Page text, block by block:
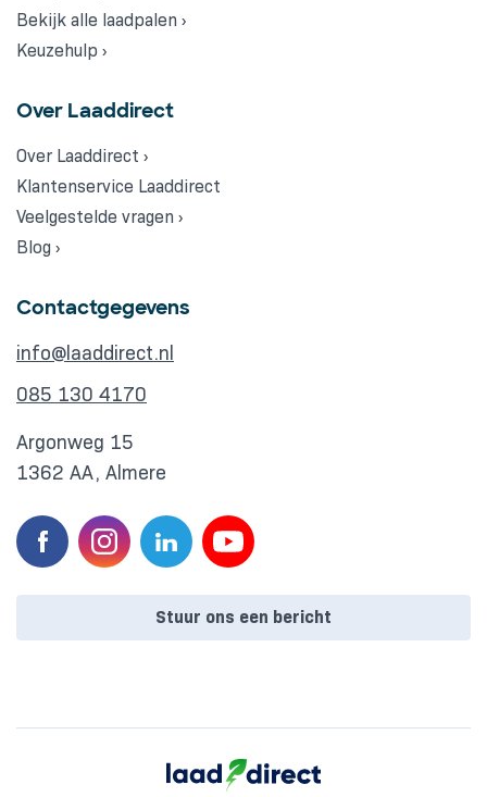
Bekijk alle laadpalen ›
Keuzehulp ›
Over Laaddirect
Over Laaddirect ›
Klantenservice Laaddirect
Veelgestelde vragen ›
Blog ›
Contactgegevens
info@laaddirect.nl
085 130 4170
Argonweg 15
1362 AA, Almere
Stuur ons een bericht